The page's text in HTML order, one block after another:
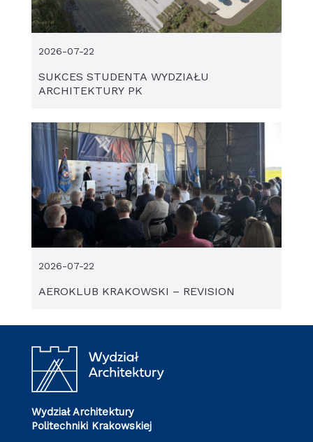
SUKCES STUDENTA WYDZIAŁU
ARCHITEKTURY PK
2026-07-22
AEROKLUB KRAKOWSKI – REVISION
2026-07-22
Wydział Architektury
Politechniki Krakowskiej